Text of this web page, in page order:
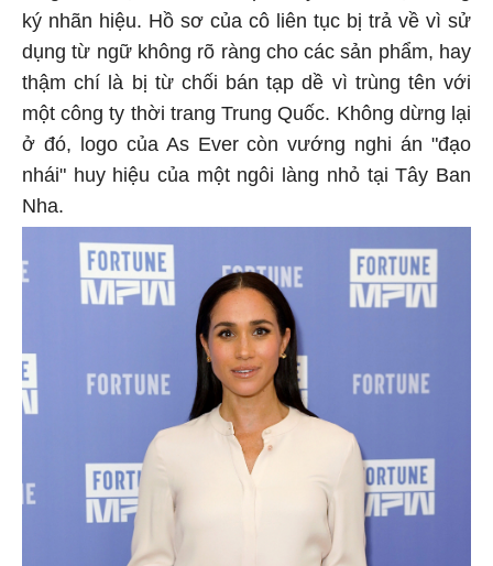
ký nhãn hiệu. Hồ sơ của cô liên tục bị trả về vì sử
dụng từ ngữ không rõ ràng cho các sản phẩm, hay
thậm chí là bị từ chối bán tạp dề vì trùng tên với
một công ty thời trang Trung Quốc. Không dừng lại
ở đó, logo của As Ever còn vướng nghi án "đạo
nhái" huy hiệu của một ngôi làng nhỏ tại Tây Ban
Nha.